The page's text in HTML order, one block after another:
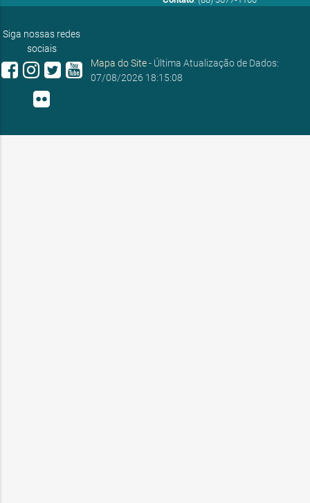
Siga nossas redes
sociais
Mapa do Site- Última Atualização de Dados:
07/08/2026 18:15:08